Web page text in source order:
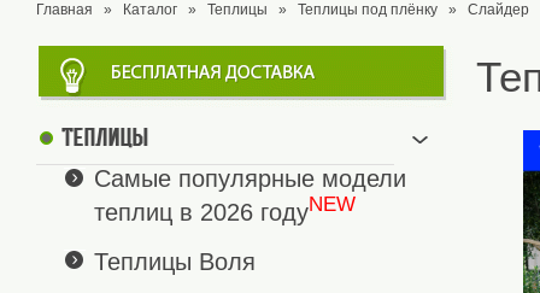
Главная » Каталог » Теплицы » Теплицы под плёнку » Слайдер
Теплицы
Самые популярные модели
теплиц в 2026 годуNEW
Теплицы Воля